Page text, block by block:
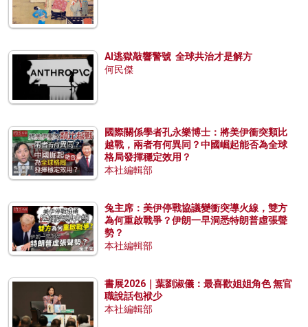
AI逃獄敲響警號 全球共治才是解方
何民傑
國際關係學者孔永樂博士：將美伊衝突類比
越戰，兩者有何異同？中國崛起能否為全球
格局發揮穩定效用？
本社編輯部
兔主席：美伊停戰協議變衝突導火線，雙方
為何重啟戰爭？伊朗一早洞悉特朗普虛張聲
勢？
本社編輯部
書展2026｜葉劉淑儀：最喜歡姐姐角色 無官
職說話包袱少
本社編輯部